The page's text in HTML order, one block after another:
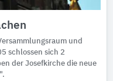
und
schlossen sich 2
der Josefkirche die neue